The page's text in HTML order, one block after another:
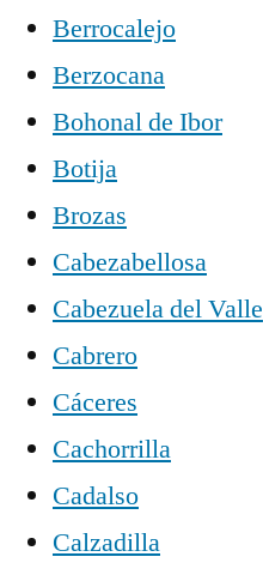
Berrocalejo
Berzocana
Bohonal de Ibor
Botija
Brozas
Cabezabellosa
Cabezuela del Valle
Cabrero
Cáceres
Cachorrilla
Cadalso
Calzadilla